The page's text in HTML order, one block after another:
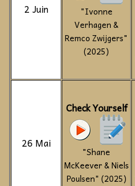
2 Juin
"Ivonne
Verhagen &
Remco Zwijgers"
(2025)
26 Mai
Check Yourself
"Shane
McKeever & Niels
Poulsen" (2025)